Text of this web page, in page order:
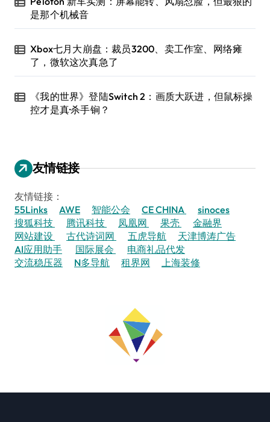
是那个机械音
Xbox七月大崩盘：裁员3200、卖工作室、网络瘫
了，微软这次真急了
《我的世界》登陆Switch 2：画质大跃进，但鼠标操
控才是真·杀手锏？
友情链接
友情链接：
55Links
AWE 智能公会 CE CHINA
sinoces
搜狐科技
腾讯科技 凤凰网 果壳
金融界
网站建设
古代诗词网 五虎导航
天津博涛广告
AI应用助手
国际展会
电商礼品代发
交流稳压器
N多导航 租界网 上海装修